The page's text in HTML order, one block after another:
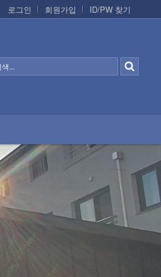
로그인
회원가입 ID/PW 찾기